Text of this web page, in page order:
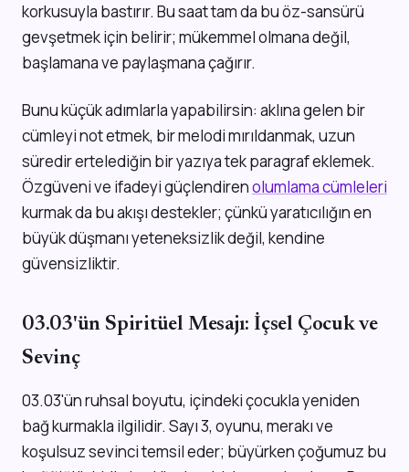
korkusuyla bastırır. Bu saat tam da bu öz-sansürü
gevşetmek için belirir; mükemmel olmana değil,
başlamana ve paylaşmana çağırır.
Bunu küçük adımlarla yapabilirsin: aklına gelen bir
cümleyi not etmek, bir melodi mırıldanmak, uzun
süredir ertelediğin bir yazıya tek paragraf eklemek.
Özgüveni ve ifadeyi güçlendirenolumlama cümleleri
kurmak da bu akışı destekler; çünkü yaratıcılığın en
büyük düşmanı yeteneksizlik değil, kendine
güvensizliktir.
03.03'ün Spiritüel Mesajı: İçsel Çocuk ve
Sevinç
03.03'ün ruhsal boyutu, içindeki çocukla yeniden
bağ kurmakla ilgilidir. Sayı 3, oyunu, merakı ve
koşulsuz sevinci temsil eder; büyürken çoğumuz bu